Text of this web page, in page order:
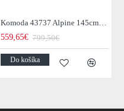
Komoda 43737 Alpine 145cm Drevo Acacia Honey
559,65€ 799,50€
Do košíka